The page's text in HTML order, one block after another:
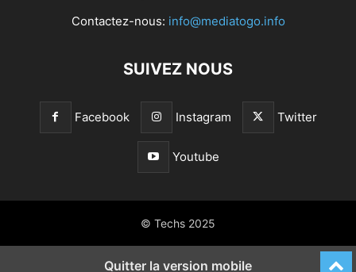
Contactez-nous: info@mediatogo.info
SUIVEZ NOUS
Facebook Instagram Twitter
Youtube
© Techs 2025
Quitter la version mobile